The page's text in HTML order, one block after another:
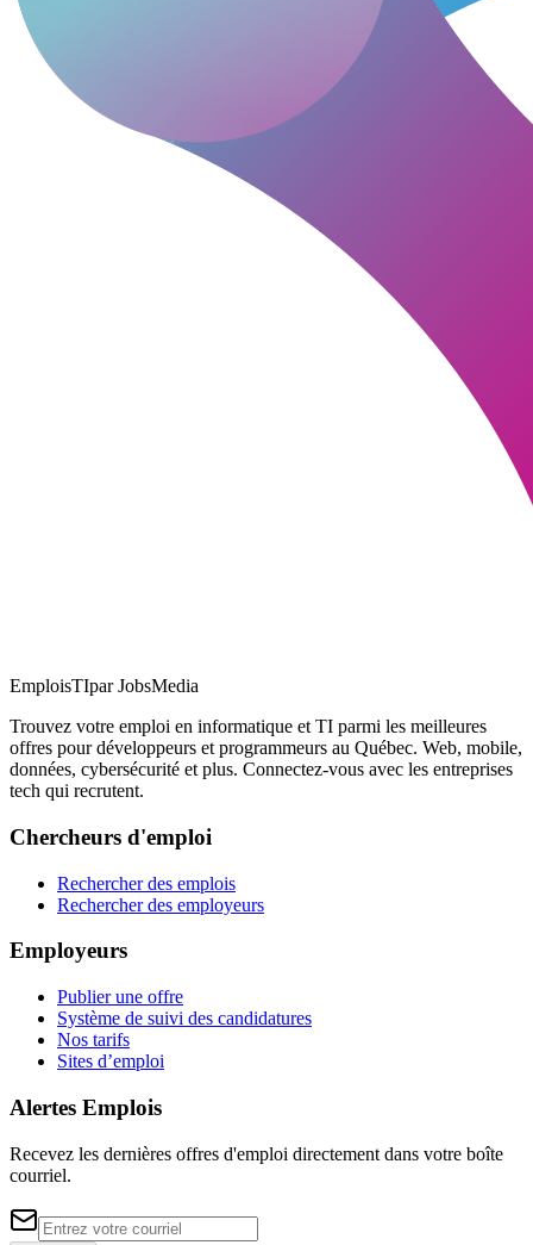
EmploisTIpar JobsMedia
Trouvez votre emploi en informatique et TI parmi les meilleures
offres pour développeurs et programmeurs au Québec. Web, mobile,
données, cybersécurité et plus. Connectez-vous avec les entreprises
tech qui recrutent.
Chercheurs d'emploi
Rechercher des emplois
Rechercher des employeurs
Employeurs
Publier une offre
Système de suivi des candidatures
Nos tarifs
Sites d’emploi
Alertes Emplois
Recevez les dernières offres d'emploi directement dans votre boîte
courriel.